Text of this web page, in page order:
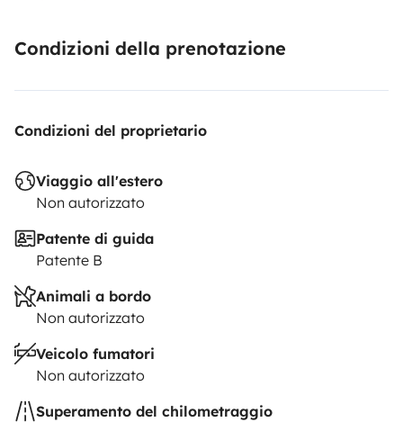
Condizioni della prenotazione
Condizioni del proprietario
Viaggio all'estero
Non autorizzato
Patente di guida
Patente B
Animali a bordo
Non autorizzato
Veicolo fumatori
Non autorizzato
Superamento del chilometraggio